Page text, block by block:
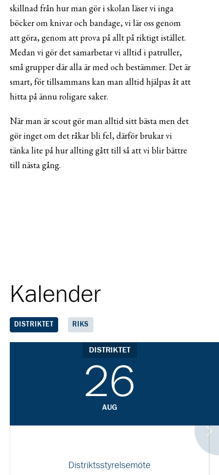
skillnad från hur man gör i skolan läser vi inga
böcker om knivar och bandage, vi lär oss genom
att göra, genom att prova på allt på riktigt istället.
Medan vi gör det samarbetar vi alltid i patruller,
små grupper där alla är med och bestämmer. Det är
smart, för tillsammans kan man alltid hjälpas åt att
hitta på ännu roligare saker.
När man är scout gör man alltid sitt bästa men det
gör inget om det råkar bli fel, därför brukar vi
tänka lite på hur allting gått till så att vi blir bättre
till nästa gång.
Kalender
DISTRIKTET RIKS
DISTRIKTET
26
AUG
Distriktsstyrelsemöte